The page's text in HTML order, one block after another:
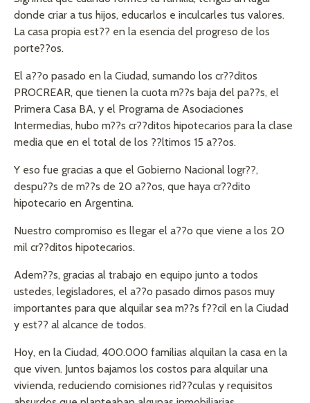
donde criar a tus hijos, educarlos e inculcarles tus valores.
La casa propia est?? en la esencia del progreso de los
porte??os.
El a??o pasado en la Ciudad, sumando los cr??ditos
PROCREAR, que tienen la cuota m??s baja del pa??s, el
Primera Casa BA, y el Programa de Asociaciones
Intermedias, hubo m??s cr??ditos hipotecarios para la clase
media que en el total de los ??ltimos 15 a??os.
Y eso fue gracias a que el Gobierno Nacional logr??,
despu??s de m??s de 20 a??os, que haya cr??dito
hipotecario en Argentina.
Nuestro compromiso es llegar el a??o que viene a los 20
mil cr??ditos hipotecarios.
Adem??s, gracias al trabajo en equipo junto a todos
ustedes, legisladores, el a??o pasado dimos pasos muy
importantes para que alquilar sea m??s f??cil en la Ciudad
y est?? al alcance de todos.
Hoy, en la Ciudad, 400.000 familias alquilan la casa en la
que viven. Juntos bajamos los costos para alquilar una
vivienda, reduciendo comisiones rid??culas y requisitos